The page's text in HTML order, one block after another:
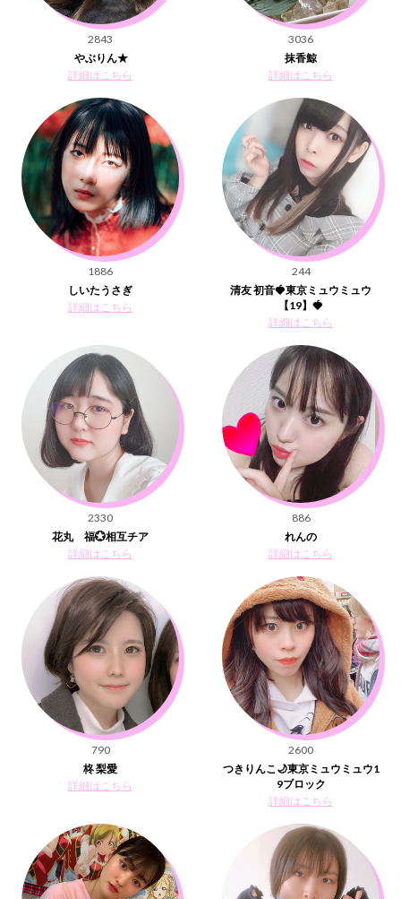
2843
やぶりん★
詳細はこちら
3036
抹香鯨
詳細はこちら
1886
しいたうさぎ
詳細はこちら
244
清友 初音🍓東京ミュウミュウ
【19】🍓
詳細はこちら
2330
花丸 福💮相互チア
詳細はこちら
886
れんの
詳細はこちら
790
柊 梨愛
詳細はこちら
2600
つきりんこ🌙東京ミュウミュウ1
9ブロック
詳細はこちら